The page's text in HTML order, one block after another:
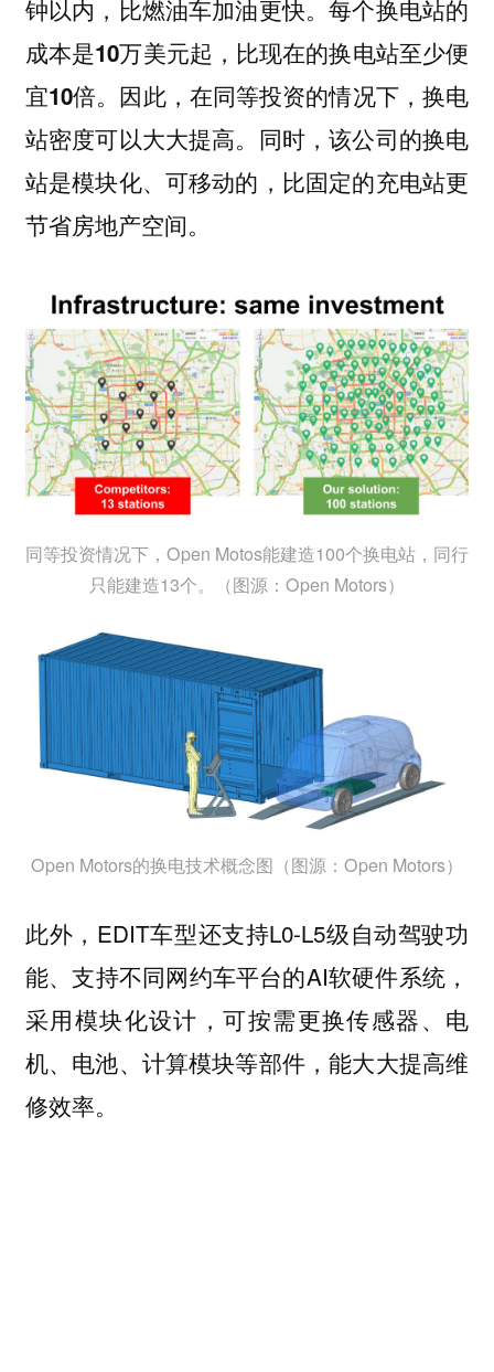
钟以内，比燃油车加油更快。每个换电站的
成本是10万美元起，比现在的换电站至少便
宜10倍。 因此，在同等投资的情况下，换电
站密度可以大大提高。同时，该公司的换电
站是模块化、可移动的，比固定的充电站更
节省房地产空间。
同等投资情况下，Open Motos能建造100个换电站，同行
只能建造13个。（图源：Open Motors）
Open Motors的换电技术概念图（图源：Open Motors）
此外，EDIT车型还支持L0-L5级自动驾驶功
能、支持不同网约车平台的AI软硬件系统，
采用模块化设计，可按需更换传感器、电
机、电池、计算模块等部件，能大大提高维
修效率。